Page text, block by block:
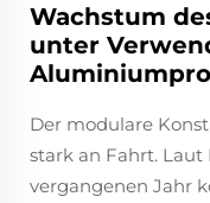
Wachstum
unter
Der modulare
stark an Fahrt. Laut
vergangenen Jahr